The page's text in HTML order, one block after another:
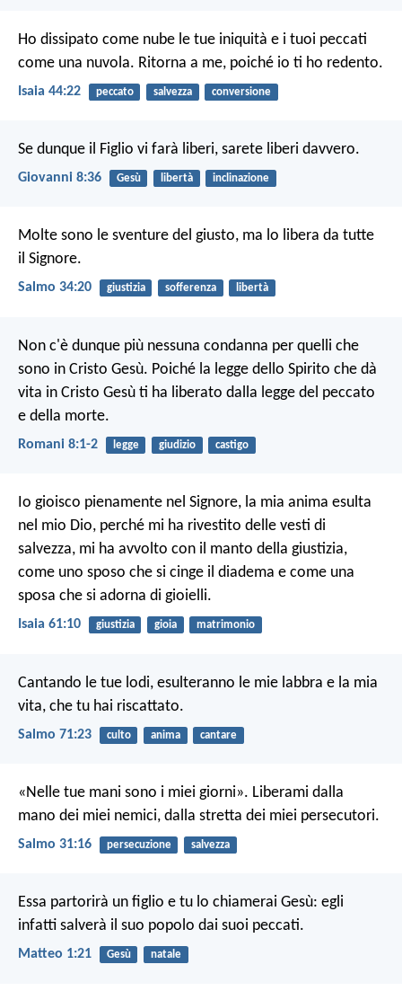
Ho dissipato come nube le tue iniquità e i tuoi peccati
come una nuvola. Ritorna a me, poiché io ti ho redento.
Isaia 44:22 peccato salvezza conversione
Se dunque il Figlio vi farà liberi, sarete liberi davvero.
Giovanni 8:36 Gesù libertà inclinazione
Molte sono le sventure del giusto, ma lo libera da tutte
il Signore.
Salmo 34:20 giustizia sofferenza libertà
Non c'è dunque più nessuna condanna per quelli che
sono in Cristo Gesù. Poiché la legge dello Spirito che dà
vita in Cristo Gesù ti ha liberato dalla legge del peccato
e della morte.
Romani 8:1-2 legge giudizio castigo
Io gioisco pienamente nel Signore, la mia anima esulta
nel mio Dio, perché mi ha rivestito delle vesti di
salvezza, mi ha avvolto con il manto della giustizia,
come uno sposo che si cinge il diadema e come una
sposa che si adorna di gioielli.
Isaia 61:10 giustizia gioia matrimonio
Cantando le tue lodi, esulteranno le mie labbra e la mia
vita, che tu hai riscattato.
Salmo 71:23 culto anima cantare
«Nelle tue mani sono i miei giorni». Liberami dalla
mano dei miei nemici, dalla stretta dei miei persecutori.
Salmo 31:16 persecuzione salvezza
Essa partorirà un figlio e tu lo chiamerai Gesù: egli
infatti salverà il suo popolo dai suoi peccati.
Matteo 1:21 Gesù natale